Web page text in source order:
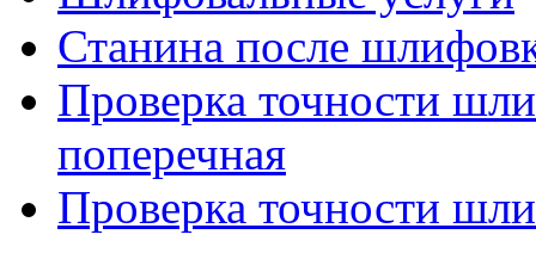
Станина после
Проверка точности
поперечная
Проверка точности